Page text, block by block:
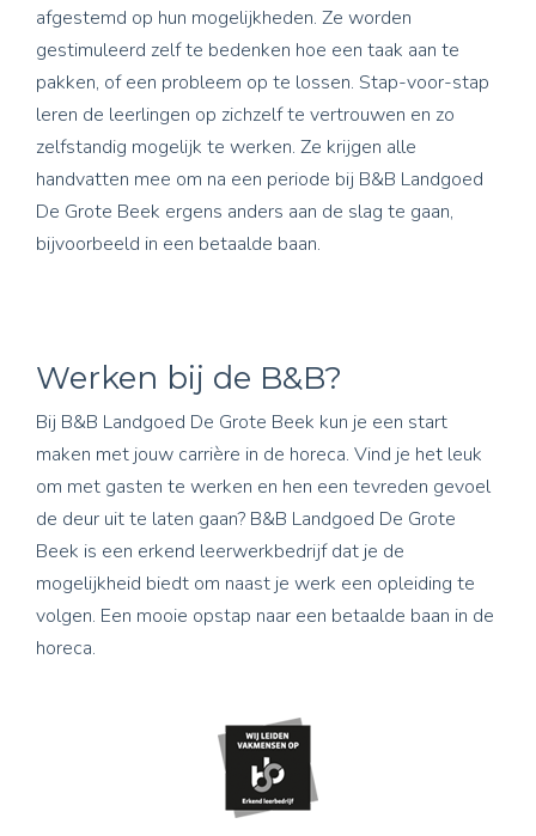
afgestemd op hun mogelijkheden. Ze worden
gestimuleerd zelf te bedenken hoe een taak aan te
pakken, of een probleem op te lossen. Stap-voor-stap
leren de leerlingen op zichzelf te vertrouwen en zo
zelfstandig mogelijk te werken. Ze krijgen alle
handvatten mee om na een periode bij B&B Landgoed
De Grote Beek ergens anders aan de slag te gaan,
bijvoorbeeld in een betaalde baan.
Werken bij de B&B?
Bij B&B Landgoed De Grote Beek kun je een start
maken met jouw carrière in de horeca. Vind je het leuk
om met gasten te werken en hen een tevreden gevoel
de deur uit te laten gaan? B&B Landgoed De Grote
Beek is een erkend leerwerkbedrijf dat je de
mogelijkheid biedt om naast je werk een opleiding te
volgen. Een mooie opstap naar een betaalde baan in de
horeca.